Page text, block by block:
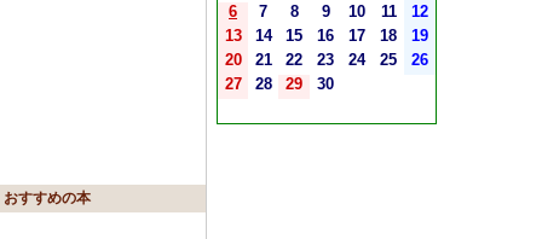
おすすめの本
6
7 8 9 10 11
12
13
14 15 16 17 18
19
20
21 22 23 24 25
26
27
28 29 30